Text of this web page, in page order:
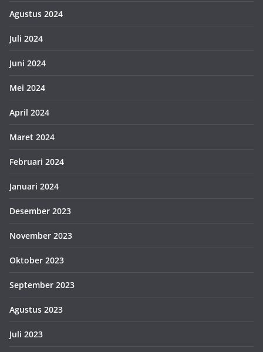
Agustus 2024
Juli 2024
Juni 2024
Mei 2024
April 2024
Maret 2024
Februari 2024
Januari 2024
Desember 2023
November 2023
Oktober 2023
September 2023
Agustus 2023
Juli 2023